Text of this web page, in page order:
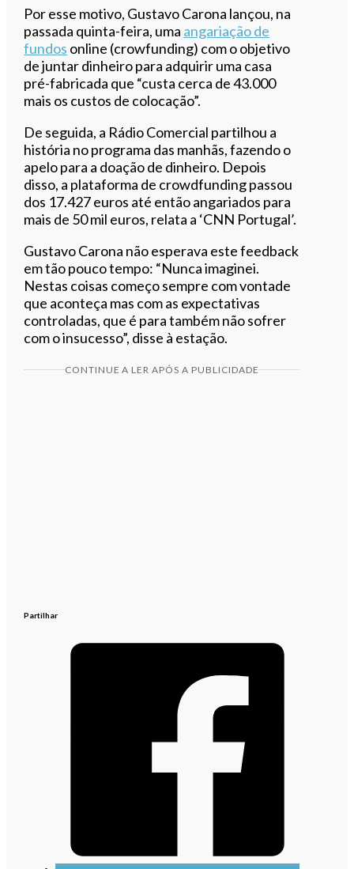
Por esse motivo, Gustavo Carona lançou, na
passada quinta-feira, uma angariação de
fundos online (crowfunding) com o objetivo
de juntar dinheiro para adquirir uma casa
pré-fabricada que “custa cerca de 43.000
mais os custos de colocação”.
De seguida, a Rádio Comercial partilhou a
história no programa das manhãs, fazendo o
apelo para a doação de dinheiro. Depois
disso, a plataforma de crowdfunding passou
dos 17.427 euros até então angariados para
mais de 50 mil euros, relata a ‘CNN Portugal’.
Gustavo Carona não esperava este feedback
em tão pouco tempo: “Nunca imaginei.
Nestas coisas começo sempre com vontade
que aconteça mas com as expectativas
controladas, que é para também não sofrer
com o insucesso”, disse à estação.
CONTINUE A LER APÓS A PUBLICIDADE
Partilhar